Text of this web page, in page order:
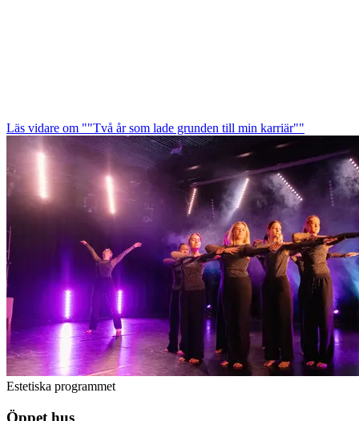
Läs vidare om ""Två år som lade grunden till min karriär""
Estetiska programmet
Öppet hus